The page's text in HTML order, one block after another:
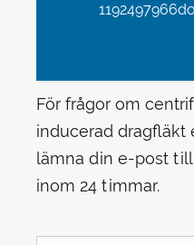
För frågor om
inducerad dragfläkt
lämna din e-post
inom 24 timmar.